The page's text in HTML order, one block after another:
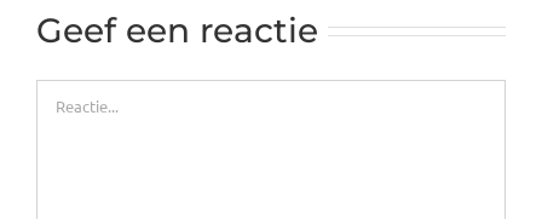
Geef een reactie